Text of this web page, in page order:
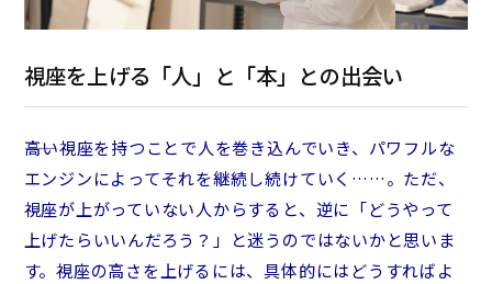
視座を上げる「人」と「本」との出会い
――高い視座を持つことで人を巻き込んでいき、パワフルな
エンジンによってそれを継続し続けていく……。ただ、
視座が上がっていない人からすると、逆に「どうやって
上げたらいいんだろう？」と迷うのではないかと思いま
す。視座の高さを上げるには、具体的にはどうすればよ